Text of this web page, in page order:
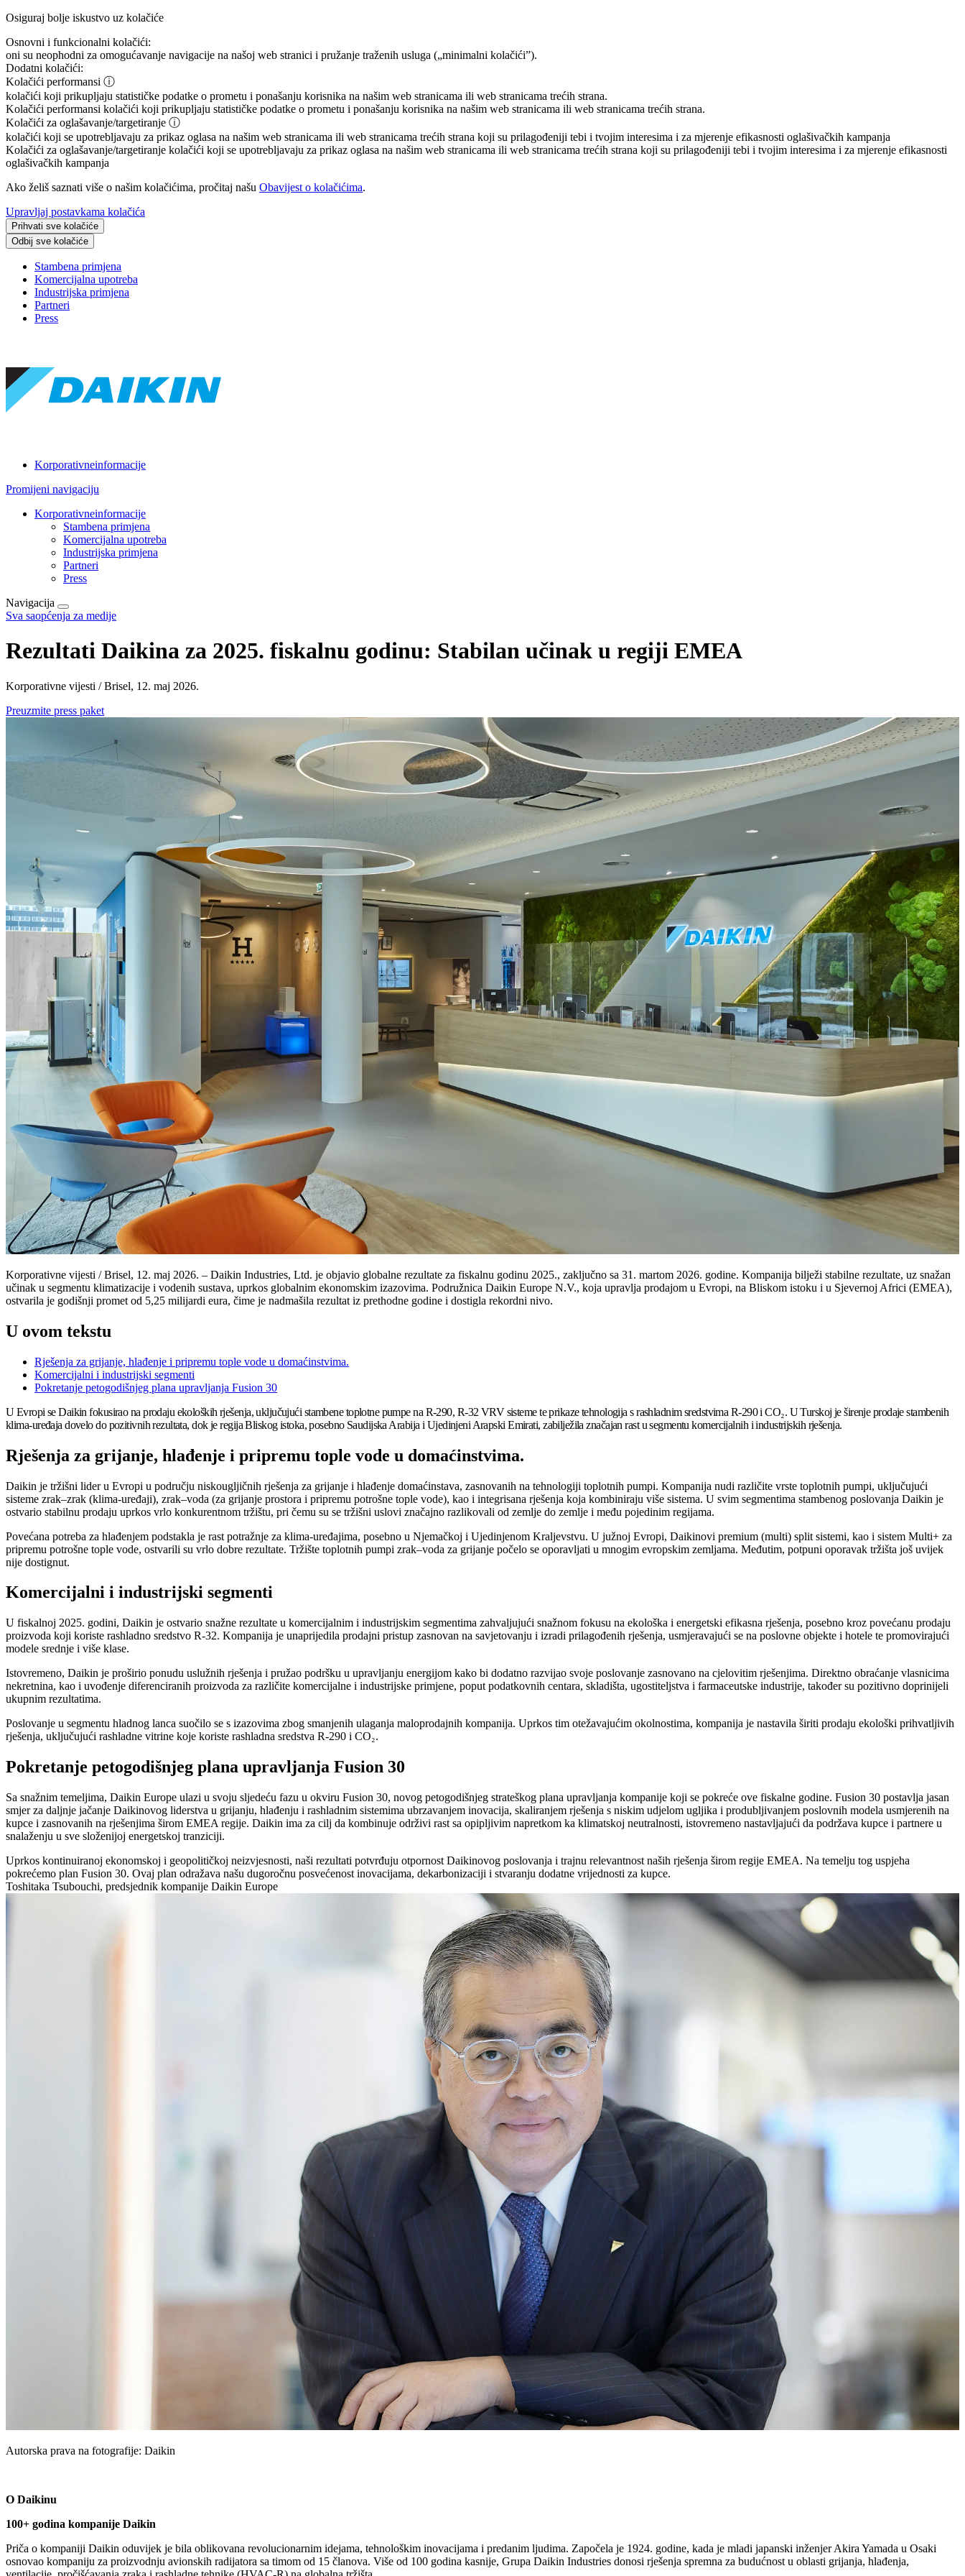
Osiguraj bolje iskustvo uz kolačiće
Osnovni i funkcionalni kolačići:
oni su neophodni za omogućavanje navigacije na našoj web stranici i pružanje traženih usluga („minimalni kolačići”).
Dodatni kolačići:
Kolačići performansi ⓘ
kolačići koji prikupljaju statističke podatke o prometu i ponašanju korisnika na našim web stranicama ili web stranicama trećih strana.
Kolačići performansi kolačići koji prikupljaju statističke podatke o prometu i ponašanju korisnika na našim web stranicama ili web stranicama trećih strana.
Kolačići za oglašavanje/targetiranje ⓘ
kolačići koji se upotrebljavaju za prikaz oglasa na našim web stranicama ili web stranicama trećih strana koji su prilagođeniji tebi i tvojim interesima i za mjerenje efikasnosti oglašivačkih kampanja
Kolačići za oglašavanje/targetiranje kolačići koji se upotrebljavaju za prikaz oglasa na našim web stranicama ili web stranicama trećih strana koji su prilagođeniji tebi i tvojim interesima i za mjerenje efikasnosti
oglašivačkih kampanja
Ako želiš saznati više o našim kolačićima, pročitaj našu Obavijest o kolačićima.
Upravljaj postavkama kolačića
Prihvati sve kolačiće
Odbij sve kolačiće
Stambena primjena
Komercijalna upotreba
Industrijska primjena
Partneri
Press
Korporativneinformacije
Promijeni navigaciju
Korporativneinformacije
Stambena primjena
Komercijalna upotreba
Industrijska primjena
Partneri
Press
Navigacija
Sva saopćenja za medije
Rezultati Daikina za 2025. fiskalnu godinu: Stabilan učinak u regiji EMEA
Korporativne vijesti / Brisel, 12. maj 2026.
Preuzmite press paket
Korporativne vijesti / Brisel, 12. maj 2026. – Daikin Industries, Ltd. je objavio globalne rezultate za fiskalnu godinu 2025., zaključno sa 31. martom 2026. godine. Kompanija bilježi stabilne rezultate, uz snažan
učinak u segmentu klimatizacije i vodenih sustava, uprkos globalnim ekonomskim izazovima. Podružnica Daikin Europe N.V., koja upravlja prodajom u Evropi, na Bliskom istoku i u Sjevernoj Africi (EMEA),
ostvarila je godišnji promet od 5,25 milijardi eura, čime je nadmašila rezultat iz prethodne godine i dostigla rekordni nivo.
U ovom tekstu
Rješenja za grijanje, hlađenje i pripremu tople vode u domaćinstvima.
Komercijalni i industrijski segmenti
Pokretanje petogodišnjeg plana upravljanja Fusion 30
U Evropi se Daikin fokusirao na prodaju ekoloških rješenja, uključujući stambene toplotne pumpe na R-290, R-32 VRV sisteme te prikaze tehnologija s rashladnim sredstvima R-290 i CO₂. U Turskoj je širenje prodaje stambenih
klima-uređaja dovelo do pozitivnih rezultata, dok je regija Bliskog istoka, posebno Saudijska Arabija i Ujedinjeni Arapski Emirati, zabilježila značajan rast u segmentu komercijalnih i industrijskih rješenja.
Rješenja za grijanje, hlađenje i pripremu tople vode u domaćinstvima.
Daikin je tržišni lider u Evropi u području niskougljičnih rješenja za grijanje i hlađenje domaćinstava, zasnovanih na tehnologiji toplotnih pumpi. Kompanija nudi različite vrste toplotnih pumpi, uključujući
sisteme zrak–zrak (klima-uređaji), zrak–voda (za grijanje prostora i pripremu potrošne tople vode), kao i integrisana rješenja koja kombiniraju više sistema. U svim segmentima stambenog poslovanja Daikin je
ostvario stabilnu prodaju uprkos vrlo konkurentnom tržištu, pri čemu su se tržišni uslovi značajno razlikovali od zemlje do zemlje i među pojedinim regijama.
Povećana potreba za hlađenjem podstakla je rast potražnje za klima-uređajima, posebno u Njemačkoj i Ujedinjenom Kraljevstvu. U južnoj Evropi, Daikinovi premium (multi) split sistemi, kao i sistem Multi+ za
pripremu potrošne tople vode, ostvarili su vrlo dobre rezultate. Tržište toplotnih pumpi zrak–voda za grijanje počelo se oporavljati u mnogim evropskim zemljama. Međutim, potpuni oporavak tržišta još uvijek
nije dostignut.
Komercijalni i industrijski segmenti
U fiskalnoj 2025. godini, Daikin je ostvario snažne rezultate u komercijalnim i industrijskim segmentima zahvaljujući snažnom fokusu na ekološka i energetski efikasna rješenja, posebno kroz povećanu prodaju
proizvoda koji koriste rashladno sredstvo R-32. Kompanija je unaprijedila prodajni pristup zasnovan na savjetovanju i izradi prilagođenih rješenja, usmjeravajući se na poslovne objekte i hotele te promovirajući
modele srednje i više klase.
Istovremeno, Daikin je proširio ponudu uslužnih rješenja i pružao podršku u upravljanju energijom kako bi dodatno razvijao svoje poslovanje zasnovano na cjelovitim rješenjima. Direktno obraćanje vlasnicima
nekretnina, kao i uvođenje diferenciranih proizvoda za različite komercijalne i industrijske primjene, poput podatkovnih centara, skladišta, ugostiteljstva i farmaceutske industrije, također su pozitivno doprinijeli
ukupnim rezultatima.
Poslovanje u segmentu hladnog lanca suočilo se s izazovima zbog smanjenih ulaganja maloprodajnih kompanija. Uprkos tim otežavajućim okolnostima, kompanija je nastavila širiti prodaju ekološki prihvatljivih
rješenja, uključujući rashladne vitrine koje koriste rashladna sredstva R-290 i CO₂.
Pokretanje petogodišnjeg plana upravljanja Fusion 30
Sa snažnim temeljima, Daikin Europe ulazi u svoju sljedeću fazu u okviru Fusion 30, novog petogodišnjeg strateškog plana upravljanja kompanije koji se pokreće ove fiskalne godine. Fusion 30 postavlja jasan
smjer za daljnje jačanje Daikinovog liderstva u grijanju, hlađenju i rashladnim sistemima ubrzavanjem inovacija, skaliranjem rješenja s niskim udjelom ugljika i produbljivanjem poslovnih modela usmjerenih na
kupce i zasnovanih na rješenjima širom EMEA regije. Daikin ima za cilj da kombinuje održivi rast sa opipljivim napretkom ka klimatskoj neutralnosti, istovremeno nastavljajući da podržava kupce i partnere u
snalaženju u sve složenijoj energetskoj tranziciji.
Uprkos kontinuiranoj ekonomskoj i geopolitičkoj neizvjesnosti, naši rezultati potvrđuju otpornost Daikinovog poslovanja i trajnu relevantnost naših rješenja širom regije EMEA. Na temelju tog uspjeha
pokrećemo plan Fusion 30. Ovaj plan odražava našu dugoročnu posvećenost inovacijama, dekarbonizaciji i stvaranju dodatne vrijednosti za kupce.
Toshitaka Tsubouchi, predsjednik kompanije Daikin Europe
Autorska prava na fotografije: Daikin
O Daikinu
100+ godina kompanije Daikin
Priča o kompaniji Daikin oduvijek je bila oblikovana revolucionarnim idejama, tehnološkim inovacijama i predanim ljudima. Započela je 1924. godine, kada je mladi japanski inženjer Akira Yamada u Osaki
osnovao kompaniju za proizvodnju avionskih radijatora sa timom od 15 članova. Više od 100 godina kasnije, Grupa Daikin Industries donosi rješenja spremna za budućnost u oblasti grijanja, hlađenja,